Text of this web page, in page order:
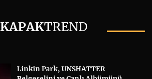
KAPAKTREND
Linkin Park, UNSHATTER